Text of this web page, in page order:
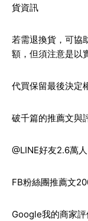
貨資訊
若需退換貨，可協
額，但須注意是以
代買保留最後決定
破千篇的推薦文與
@LINE好友2.6萬人
FB粉絲團推薦文
Google我的商家